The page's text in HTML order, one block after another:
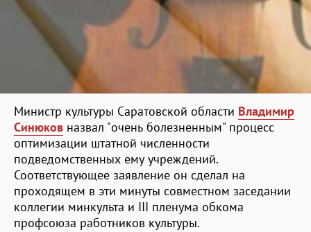
Министр культуры Саратовской области Владимир
Синюков назвал "очень болезненным" процесс
оптимизации штатной численности
подведомственных ему учреждений.
Соответствующее заявление он сделал на
проходящем в эти минуты совместном заседании
коллегии минкульта и III пленума обкома
профсоюза работников культуры.